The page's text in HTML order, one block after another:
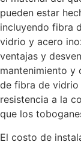
pueden estar
incluyendo fibra
vidrio y acero
ventajas y
mantenimiento y
de fibra de
resistencia a la
que los
El costo de